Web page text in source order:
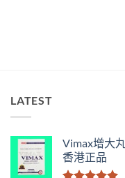
LATEST
Vimax增大
香港正品